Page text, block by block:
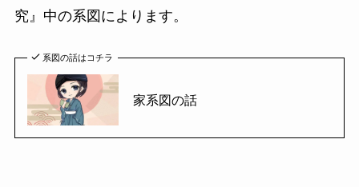
究』中の系図によります。
系図の話はコチラ
家系図の話